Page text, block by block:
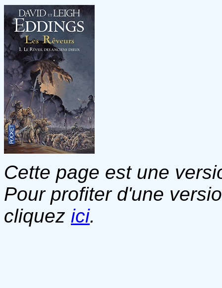
Cette page est une
Pour profiter d'une
cliquez ici.